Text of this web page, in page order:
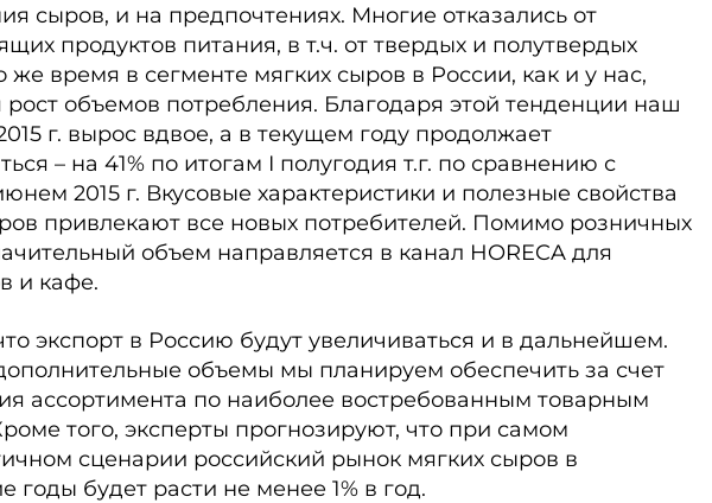
сыров, и на предпочтениях. Многие отказались от
продуктов питания, в т.ч. от твердых и полутвердых
же время в сегменте мягких сыров в России, как и у нас,
рост объемов потребления. Благодаря этой тенденции наш
г. вырос вдвое, а в текущем году продолжает
– на 41% по итогам I полугодия т.г. по сравнению с
2015 г. Вкусовые характеристики и полезные свойства
привлекают все новых потребителей. Помимо розничных
объем направляется в канал HORECA для
и кафе.
экспорт в Россию будут увеличиваться и в дальнейшем.
объемы мы планируем обеспечить за счет
ассортимента по наиболее востребованным товарным
того, эксперты прогнозируют, что при самом
сценарии российский рынок мягких сыров в
годы будет расти не менее 1% в год.